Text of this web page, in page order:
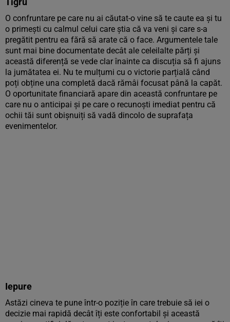
O confruntare pe care nu ai căutat-o vine să te caute ea și tu
o primești cu calmul celui care știa că va veni și care s-a
pregătit pentru ea fără să arate că o face. Argumentele tale
sunt mai bine documentate decât ale celeilalte părți și
această diferență se vede clar înainte ca discuția să fi ajuns
la jumătatea ei. Nu te mulțumi cu o victorie parțială când
poți obține una completă dacă rămâi focusat până la capăt.
O oportunitate financiară apare din această confruntare pe
care nu o anticipai și pe care o recunoști imediat pentru că
ochii tăi sunt obișnuiți să vadă dincolo de suprafața
evenimentelor.
Iepure
Astăzi cineva te pune într-o poziție în care trebuie să iei o
decizie mai rapidă decât îți este confortabil și această